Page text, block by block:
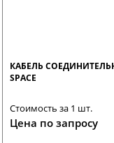
КАБЕЛЬ
SPACE
Стоимость за 1 шт.
Цена по запросу